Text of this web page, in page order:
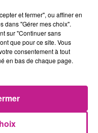
produits finis dans les
auprès de la
poste de travail.
de
et fermer", ou affiner en
dans "Gérer mes choix".
sur "Continuer sans
que pour ce site. Vous
consentement à tout
en bas de chaque page.